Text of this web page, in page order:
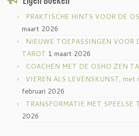
PRAKTISCHE HINTS VOOR DE
maart 2026
NIEUWE TOEPASSINGEN VOOR
TAROT 1 maart 2026
COACHEN MET DE OSHO ZEN
VIEREN ALS LEVENSKUNST,
februari 2026
TRANSFORMATIE MET SPEELSE
2026